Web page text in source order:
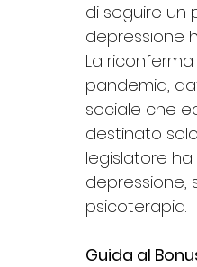
di seguire un
depressione
La
pandemia,
sociale che
destinato
legislatore
depressione,
psicoterapia.
Guida al